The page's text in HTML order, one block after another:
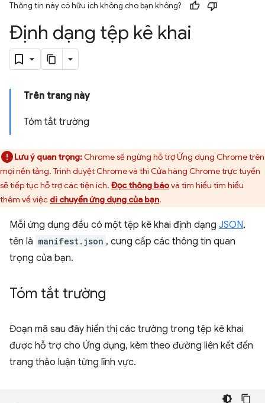
Thông tin này có hữu ích không cho bạn không?
Định dạng tệp kê khai
Trên trang này
Tóm tắt trường
Lưu ý quan trọng:Chrome sẽ ngừng hỗ trợ Ứng dụng Chrome trên
mọi nền tảng. Trình duyệt Chrome và thì Cửa hàng Chrome trực tuyến
sẽ tiếp tục hỗ trợ các tiện ích. Đọc thông báovà tìm hiểu tìm hiểu
thêm về việc di chuyển ứng dụng của bạn.
Mỗi ứng dụng đều có một tệp kê khai định dạng JSON,
tên là manifest.json , cung cấp các thông tin quan
trọng của bạn.
Tóm tắt trường
Đoạn mã sau đây hiển thị các trường trong tệp kê khai
được hỗ trợ cho Ứng dụng, kèm theo đường liên kết đến
trang thảo luận từng lĩnh vực.